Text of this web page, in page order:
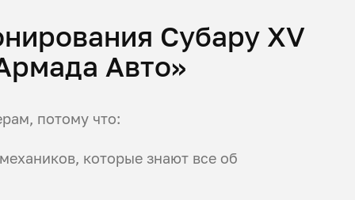
Субару ХV
Авто»
потому что:
которые знают все об